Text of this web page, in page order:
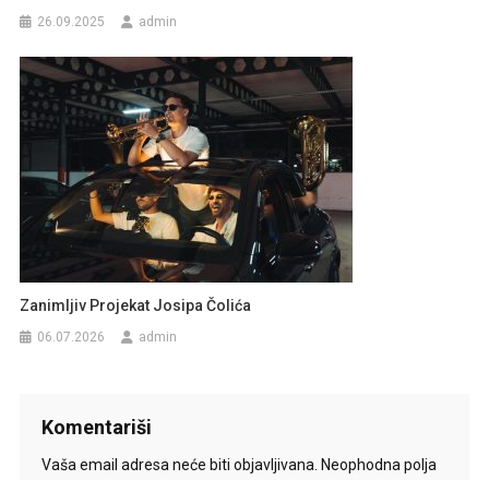
26.09.2025 admin
Zanimljiv Projekat Josipa Čolića
06.07.2026 admin
Komentariši
Vaša email adresa neće biti objavljivana. Neophodna polja